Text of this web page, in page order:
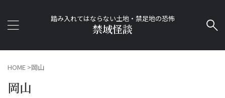
踏み入れてはならない土地・禁足地の恐怖
禁域怪談
HOME >岡山
岡山